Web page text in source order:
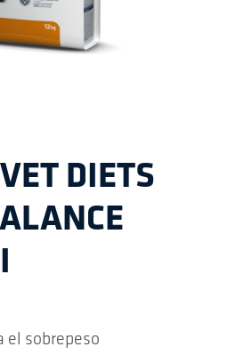
DIETS
el sobrepeso